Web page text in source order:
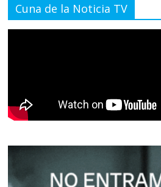
Cuna de la Noticia TV